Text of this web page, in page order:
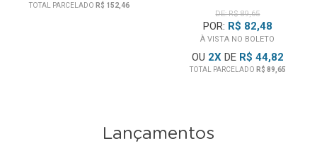
TOTAL PARCELADO R$ 152,46
DE: R$ 89,65
POR: R$ 82,48
À VISTA NO BOLETO
OU 2XDE R$ 44,82
TOTAL PARCELADO R$ 89,65
Lançamentos